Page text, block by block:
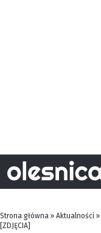
Strona główna » Aktualności »
[ZDJĘCIA]